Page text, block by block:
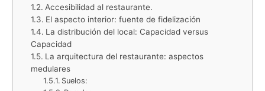
Accesibilidad al restaurante.
El aspecto interior: fuente de fidelización
La distribución del local: Capacidad versus
Capacidad
La arquitectura del restaurante: aspectos
medulares
Suelos: